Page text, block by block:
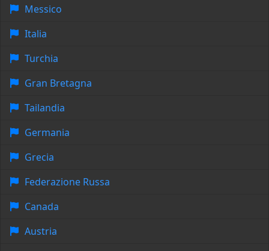
Messico
Italia
Turchia
Gran Bretagna
Tailandia
Germania
Grecia
Federazione Russa
Canada
Austria